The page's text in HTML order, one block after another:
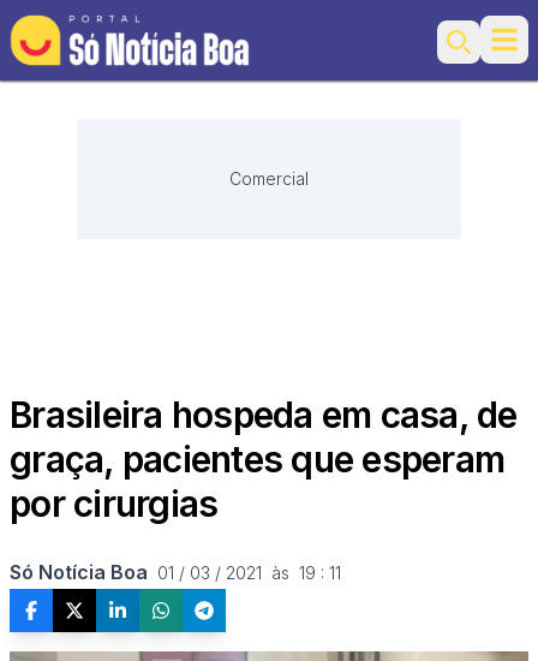
Search
Comercial
Brasileira hospeda em casa, de
graça, pacientes que esperam
por cirurgias
Só Notícia Boa 01 / 03 / 2021  às  19 : 11